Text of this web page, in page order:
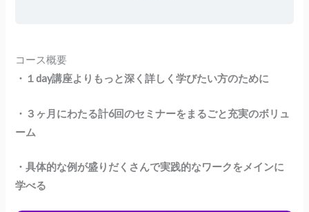
コース概要
・１day講座よりもっと深く詳しく学びたい方のために
・３ヶ月にわたる計6回のセミナーをまるごと充実のボリュ
ーム
・具体的な例が盛りだくさんで実践的なワークをメインに
学べる